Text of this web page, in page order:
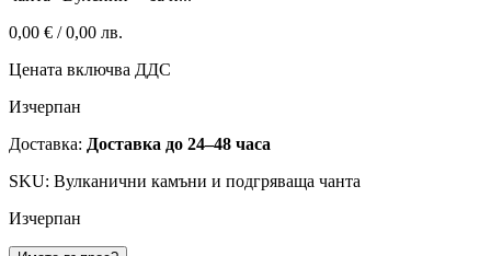
0,00 € / 0,00 лв.
Цената включва ДДС
Изчерпан
Доставка: Доставка до 24–48 часа
SKU: Вулканични камъни и подгряваща чанта
Изчерпан